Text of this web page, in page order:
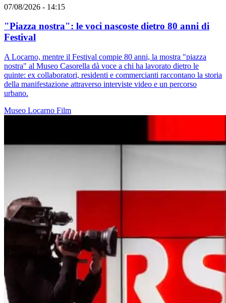
07/08/2026 - 14:15
"Piazza nostra": le voci nascoste dietro 80 anni di
Festival
A Locarno, mentre il Festival compie 80 anni, la mostra "piazza
nostra" al Museo Casorella dà voce a chi ha lavorato dietro le
quinte: ex collaboratori, residenti e commercianti raccontano la storia
della manifestazione attraverso interviste video e un percorso
urbano.
Museo Locarno Film